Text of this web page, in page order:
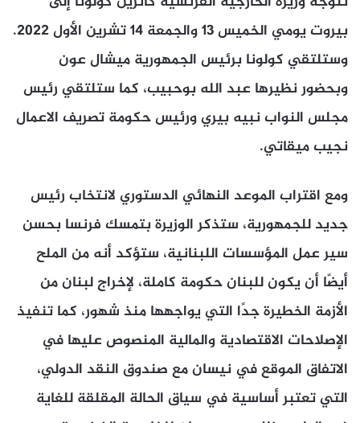
بيروت يومي الخميس 13 والجمعة 14 تشرين الأول 2022.
وستلتقي كولونا برئيس الجمهورية ميشال عون
وبحضور نظيرها عبد الله بوحبيب، كما ستلتقي رئيس
مجلس النواب نبيه بيري ورئيس حكومة تصريف الاعمال
نجيب ميقاتي.
ومع اقتراب الموعد النهائي الدستوري لانتخاب رئيس
جديد للجمهورية، ستذكر الوزيرة بتمسك فرنسا بحسن
سير عمل المؤسسات اللبنانية، ستؤكد أنه من الملح
أيضًا أن يكون للبنان حكومة كاملة، لإخراج لبنان من
الأزمة الخطيرة جدًا التي يواجهها منذ شهور، كما تنفيذ
الإصلاحات الاقتصادية والمالية المنصوص عليها في
الاتفاق الموقع في نيسان مع صندوق النقد الدولي،
التي تعتبر أساسية في سياق الحالة المقلقة للغاية